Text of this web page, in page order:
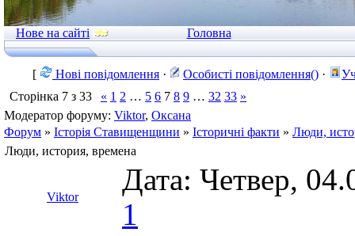
Нове на сайті Головна
[ Нові повідомлення · Особисті повідомлення() ·
Сторінка 7 з 33 « 1 2 … 5 6 7 8 9 … 32 33 »
Модератор форуму: Viktor, Оксана
Форум » Історія Ставищенщини » Історичні факти » Люди,
Люди, история, времена
Viktor
Дата: Четвер,
1